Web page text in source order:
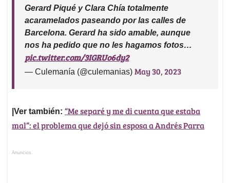
Gerard Piqué y Clara Chía totalmente
acaramelados paseando por las calles de
Barcelona. Gerard ha sido amable, aunque
nos ha pedido que no les hagamos fotos…
pic.twitter.com/3IGRUo6dy2
— Culemanía (@culemanias) May 30, 2023
|Ver también: “Me separé y me di cuenta que estaba
mal”: el problema que dejó sin esposa a Andrés Parra
Anuncios.